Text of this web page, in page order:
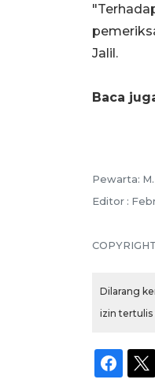
Jalil.
Baca
Pewarta:
Editor :
Dilarang
izin tertulis